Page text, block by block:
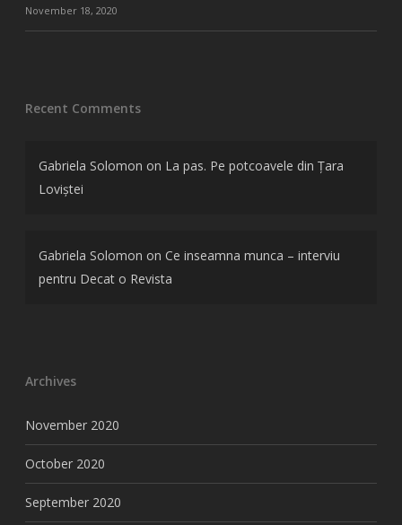
November 18, 2020
Recent Comments
Gabriela Solomon on La pas. Pe potcoavele din Țara
Loviștei
Gabriela Solomon on Ce inseamna munca – interviu
pentru Decat o Revista
Archives
November 2020
October 2020
September 2020